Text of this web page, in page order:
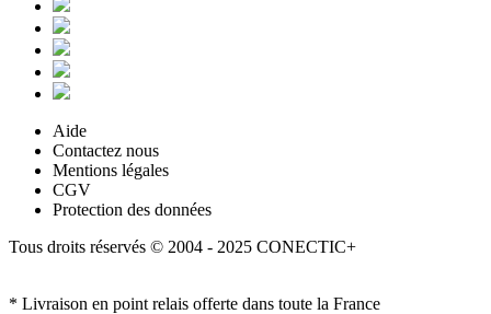
Aide
Contactez nous
Mentions légales
CGV
Protection des données
Tous droits réservés © 2004 - 2025 CONECTIC+
* Livraison en point relais offerte dans toute la France